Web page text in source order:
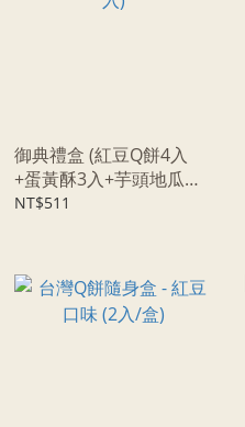
御典禮盒 (紅豆Q餅4入
+蛋黃酥3入+芋頭地瓜酥3
入)
NT$511